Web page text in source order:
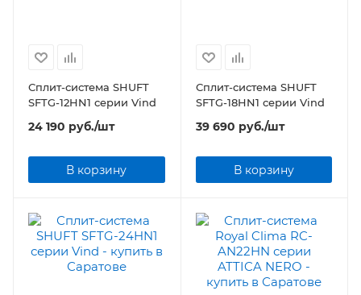
Сплит-система SHUFT
SFTG-12HN1 серии Vind
24 190 руб./шт
В корзину
Сплит-система SHUFT
SFTG-18HN1 серии Vind
39 690 руб./шт
В корзину